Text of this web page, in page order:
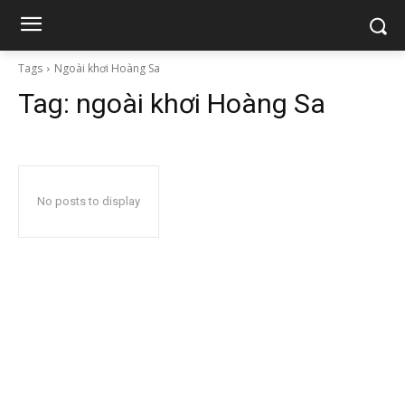
Tags Ngoài khơi Hoàng Sa
Tag: ngoài khơi Hoàng Sa
No posts to display